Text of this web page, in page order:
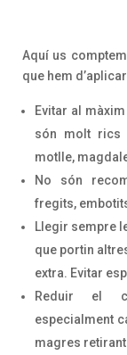
Aquí us
que hem
Evitar al
són molt rics
motlle,
No són
fregits,
Llegir sempre
que portin
extra. Evitar
Reduir el
especialment
magres retirant